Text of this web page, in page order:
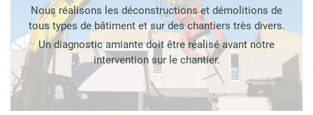
Nous réalisons les déconstructions et démolitions de
tous types de bâtiment et sur des chantiers très divers.
Un diagnostic amiante doit être réalisé avant notre
intervention sur le chantier.